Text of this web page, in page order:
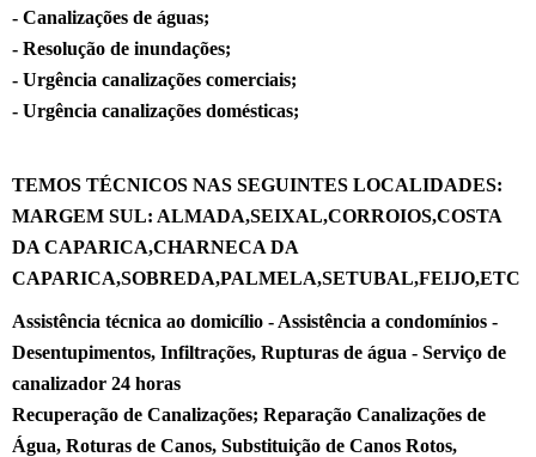
- Canalizações de águas;
- Resolução de inundações;
- Urgência canalizações comerciais;
- Urgência canalizações domésticas;
TEMOS TÉCNICOS NAS SEGUINTES LOCALIDADES:
MARGEM SUL: ALMADA,SEIXAL,CORROIOS,COSTA
DA CAPARICA,CHARNECA DA
CAPARICA,SOBREDA,PALMELA,SETUBAL,FEIJO,ETC
Assistência técnica ao domicílio - Assistência a condomínios -
Desentupimentos, Infiltrações, Rupturas de água - Serviço de
canalizador 24 horas
Recuperação de Canalizações; Reparação Canalizações de
Água, Roturas de Canos, Substituição de Canos Rotos,